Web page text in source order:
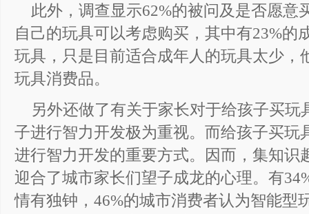
此外，调查显示62%的被问及是否愿意
自己的玩具可以考虑购买，其中有23%的
玩具，只是目前适合成年人的玩具太少，
玩具消费品。
另外还做了有关于家长对于给孩子买
子进行智力开发极为重视。而给孩子买玩
进行智力开发的重要方式。因而，集知识
迎合了城市家长们望子成龙的心理。有
情有独钟，46%的城市消费者认为智能型